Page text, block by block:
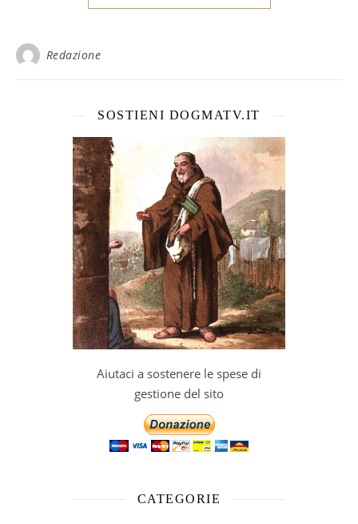
Redazione
SOSTIENI DOGMATV.IT
Aiutaci a sostenere le spese di
gestione del sito
CATEGORIE